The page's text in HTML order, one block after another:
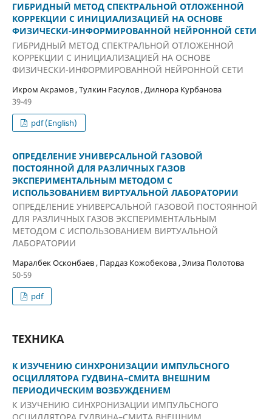
ГИБРИДНЫЙ МЕТОД СПЕКТРАЛЬНОЙ ОТЛОЖЕННОЙ
КОРРЕКЦИИ С ИНИЦИАЛИЗАЦИЕЙ НА ОСНОВЕ
ФИЗИЧЕСКИ-ИНФОРМИРОВАННОЙ НЕЙРОННОЙ СЕТИ
ГИБРИДНЫЙ МЕТОД СПЕКТРАЛЬНОЙ ОТЛОЖЕННОЙ
КОРРЕКЦИИ С ИНИЦИАЛИЗАЦИЕЙ НА ОСНОВЕ
ФИЗИЧЕСКИ-ИНФОРМИРОВАННОЙ НЕЙРОННОЙ СЕТИ
Икром Акрамов , Тулкин Расулов , Дилнора Курбанова
39-49
pdf (English)
ОПРЕДЕЛЕНИЕ УНИВЕРСАЛЬНОЙ ГАЗОВОЙ
ПОСТОЯННОЙ ДЛЯ РАЗЛИЧНЫХ ГАЗОВ
ЭКСПЕРИМЕНТАЛЬНЫМ МЕТОДОМ С
ИСПОЛЬЗОВАНИЕМ ВИРТУАЛЬНОЙ ЛАБОРАТОРИИ
ОПРЕДЕЛЕНИЕ УНИВЕРСАЛЬНОЙ ГАЗОВОЙ ПОСТОЯННОЙ
ДЛЯ РАЗЛИЧНЫХ ГАЗОВ ЭКСПЕРИМЕНТАЛЬНЫМ
МЕТОДОМ С ИСПОЛЬЗОВАНИЕМ ВИРТУАЛЬНОЙ
ЛАБОРАТОРИИ
Маралбек Осконбаев , Пардаз Кожобекова , Элиза Полотова
50-59
pdf
ТЕХНИКА
К ИЗУЧЕНИЮ СИНХРОНИЗАЦИИ ИМПУЛЬСНОГО
ОСЦИЛЛЯТОРА ГУДВИНА–СМИТА ВНЕШНИМ
ПЕРИОДИЧЕСКИМ ВОЗБУЖДЕНИЕМ
К ИЗУЧЕНИЮ СИНХРОНИЗАЦИИ ИМПУЛЬСНОГО